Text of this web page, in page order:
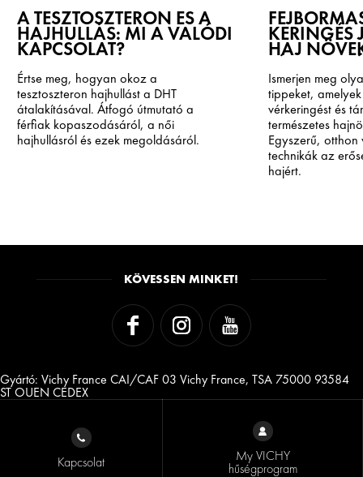
A TESZTOSZTERON ÉS A
HAJHULLÁS: MI A VALÓDI
KAPCSOLAT?
Értse meg, hogyan okoz a
tesztoszteron hajhullást a DHT
átalakításával. Átfogó útmutató a
férfiak kopaszodásáról, a női
hajhullásról és ezek megoldásáról.
KERINGÉS
HAJ
Ismerjen meg
tippeket,
vérkeringést és
természetes
Egyszerű, otthon
technikák az
hajért.
KÖVESSEN MINKET!
Gyártó: Vichy France CAI/CAF 03 Vichy France, TSA 75000 93584
ST OUEN CEDEX
Kapcsolat My VICHY
hűségprogram